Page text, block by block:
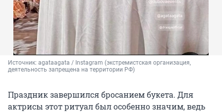
Источник: agataagata / Instagram (экстремистская организация,
деятельность запрещена на территории РФ)
Праздник завершился бросанием букета. Для
актрисы этот ритуал был особенно значим, ведь